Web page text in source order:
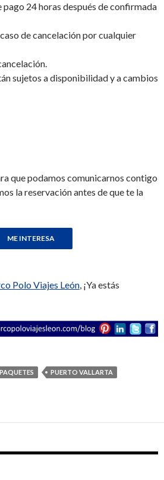
pago 24 horas después de confirmada
de cancelación por cualquier
sujetos a disponibilidad y a cambios
que podamos comunicarnos contigo
la reservación antes de que te la
Polo Viajes León, ¡Ya estás
PAQUETES
PUERTO VALLARTA